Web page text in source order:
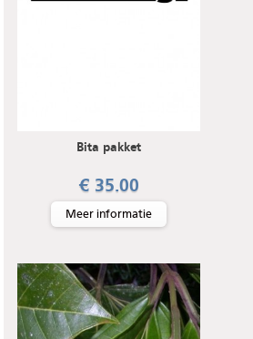
Bita pakket
€ 35.00
Meer informatie